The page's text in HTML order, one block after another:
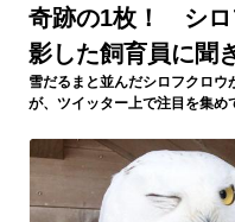
奇跡の1枚！ シロ
影した飼育員に聞
雪だるまと並んだシロフクロ
が、ツイッター上で注目を集め